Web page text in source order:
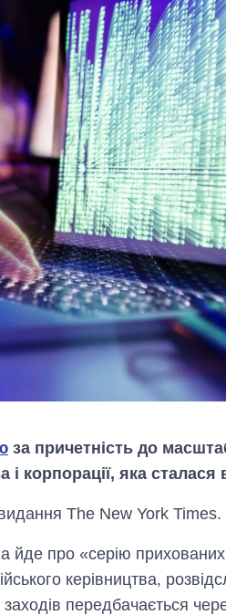
за причетність до
корпорації, яка сталася
The New York Times.
про «серію прихованих
керівництва,
передбачається